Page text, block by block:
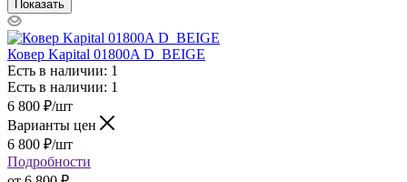
Показать
Ковер Kapital 01800A D_BEIGE
Есть в наличии: 1
Есть в наличии: 1
6 800 ₽/шт
Варианты цен
6 800 ₽/шт
Подробности